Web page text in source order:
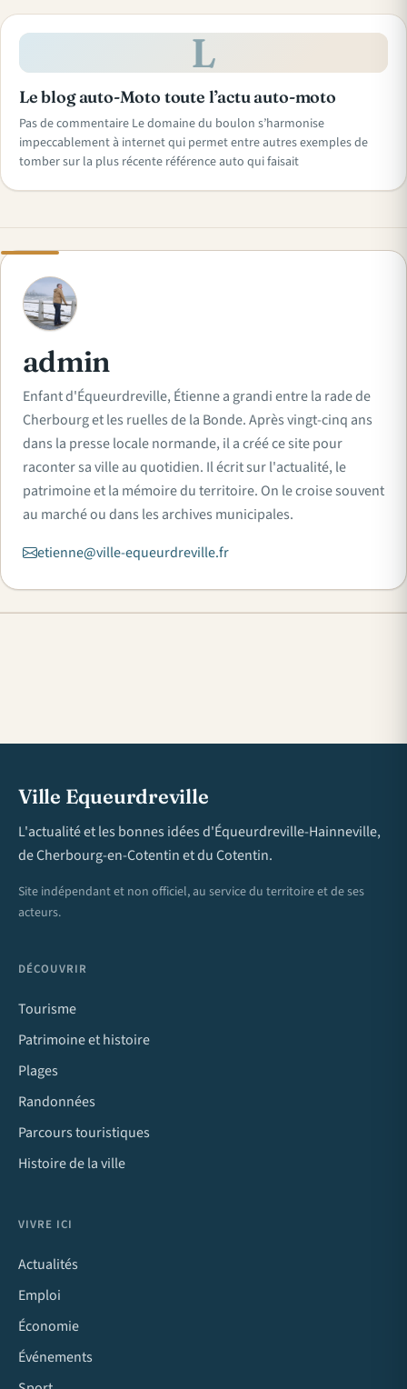
L
Le blog auto-Moto toute l’actu auto-moto
Pas de commentaire Le domaine du boulon s’harmonise
impeccablement à internet qui permet entre autres exemples de
tomber sur la plus récente référence auto qui faisait
A
admin
Enfant d'Équeurdreville, Étienne a grandi entre la rade de
Cherbourg et les ruelles de la Bonde. Après vingt-cinq ans
dans la presse locale normande, il a créé ce site pour
raconter sa ville au quotidien. Il écrit sur l'actualité, le
patrimoine et la mémoire du territoire. On le croise souvent
au marché ou dans les archives municipales.
etienne@ville-equeurdreville.fr
Ville Equeurdreville
L'actualité et les bonnes idées d'Équeurdreville-Hainneville,
de Cherbourg-en-Cotentin et du Cotentin.
Site indépendant et non officiel, au service du territoire et de ses
acteurs.
DÉCOUVRIR
Tourisme
Patrimoine et histoire
Plages
Randonnées
Parcours touristiques
Histoire de la ville
VIVRE ICI
Actualités
Emploi
Économie
Événements